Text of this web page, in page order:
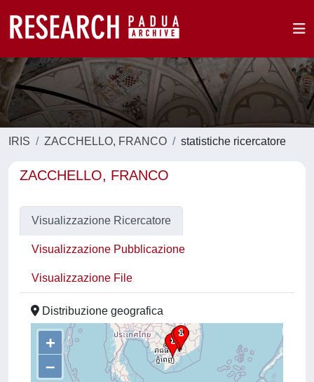
IRIS ZACCHELLO, FRANCO statistiche ricercatore
ZACCHELLO, FRANCO
Visualizzazione Ricercatore
Visualizzazione Pubblicazione
Visualizzazione File
Distribuzione geografica
+
–